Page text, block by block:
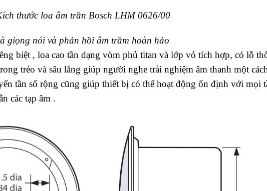
thước loa âm trần Bosch LHM 0626/00
giọng nói và phản hồi âm trầm hoàn hảo
biệt , loa cao tần dạng vòm phủ titan và lớp vỏ tích hợp, có lỗ
trẻo và sâu lắng giúp người nghe trải nghiệm âm thanh một
tần số rộng cũng giúp thiết bị có thể hoạt động ổn định với mọi
các tạp âm .